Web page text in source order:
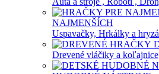
NAJMENŠÍCH
Uspavačky, Hrkálky a
Drevené vláčiky a